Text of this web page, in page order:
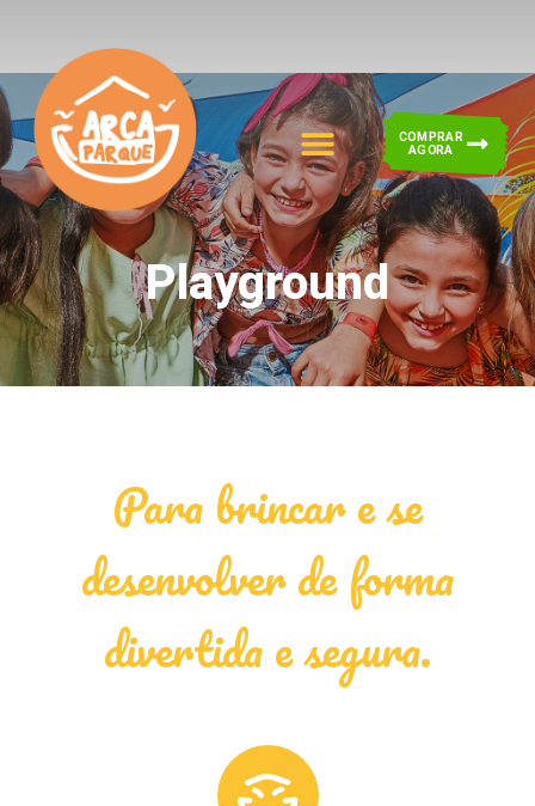
COMPRAR
AGORA
Playground
Para brincar e se
desenvolver de forma
divertida e segura.